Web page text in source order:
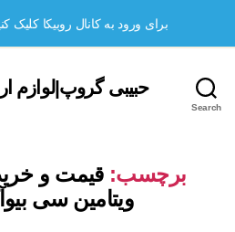
Search
حبیبی گروپ|لوازم
برچسب: قیمت و
ویتامین سی
برای ورود به کانال روبیکا کلیک